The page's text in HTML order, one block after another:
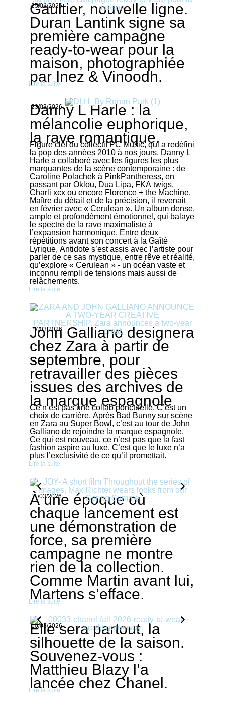
25/03/2026
Gaultier, nouvelle ligne.
Duran Lantink signe sa
première campagne
ready-to-wear pour la
maison, photographiée
par Inez & Vinoodh.
Lire la suite
23/03/2026
Danny L Harle : la
mélancolie euphorique,
la rave romantique.
Figure clef du collectif PC Music, qui a redéfini
la pop des années 2010 à nos jours, Danny L
Harle a collaboré avec les figures les plus
marquantes de la scène contemporaine : de
Caroline Polachek à PinkPantheress, en
passant par Oklou, Dua Lipa, FKA twigs,
Charli xcx ou encore Florence + the Machine.
Maître du détail et de la précision, il revenait
en février avec « Cerulean ». Un album dense,
ample et profondément émotionnel, qui balaye
le spectre de la rave maximaliste à
l’expansion harmonique. Entre deux
répétitions avant son concert à la Gaîté
Lyrique, Antidote s’est assis avec l’artiste pour
parler de ce sas mystique, entre rêve et réalité,
qu’explore « Cerulean » - un océan vaste et
inconnu rempli de tensions mais aussi de
relâchements.
Lire la suite
17/03/2026
John Galliano designera
chez Zara à partir de
septembre, pour
retravailler des pièces
issues des archives de
la marque espagnole
Ce n’est pas une collab ponctuelle. C’est un
choix de carrière. Après Bad Bunny sur scène
en Zara au Super Bowl, c’est au tour de John
Galliano de rejoindre la marque espagnole.
Ce qui est nouveau, ce n’est pas que la fast
fashion aspire au luxe. C’est que le luxe n’a
plus l’exclusivité de ce qu’il promettait.
Lire la suite
11/03/2026
À une époque où
chaque lancement est
une démonstration de
force, sa première
campagne ne montre
rien de la collection.
Comme Martin avant lui,
Martens s’efface.
Lire la suite
10/03/2026
Elle sera partout, la
silhouette de la saison.
Souvenez-vous :
Matthieu Blazy l’a
lancée chez Chanel.
Lire la suite